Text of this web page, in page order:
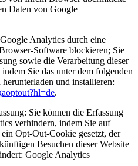
Daten von Google
Analytics durch eine
Software blockieren; Sie
sowie die Verarbeitung dieser
Sie das unter dem folgenden
und installieren:
.
Sie können die Erfassung
verhindern, indem Sie auf
Opt-Out-Cookie gesetzt, der
Besuchen dieser Website
Google Analytics